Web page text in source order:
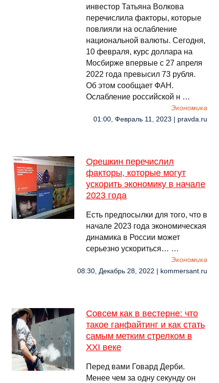
инвестор Татьяна Волкова
перечислила факторы, которые
повлияли на ослабление
национальной валюты. Сегодня,
10 февраля, курс доллара на
Мосбирже впервые с 27 апреля
2022 года превысил 73 рубля.
Об этом сообщает ФАН.
Ослабление российской н …
Экономика
01:00, Февраль 11, 2023 | pravda.ru
Орешкин перечислил
факторы, которые могут
ускорить экономику в начале
2023 года
Есть предпосылки для того, что в
начале 2023 года экономическая
динамика в России может
серьезно ускориться… …
Экономика
08:30, Декабрь 28, 2022 | kommersant.ru
Совсем как в вестерне: что
такое ганфайтинг и как стать
самым метким стрелком в
XXI веке
Перед вами Говард Дерби.
Менее чем за одну секунду он